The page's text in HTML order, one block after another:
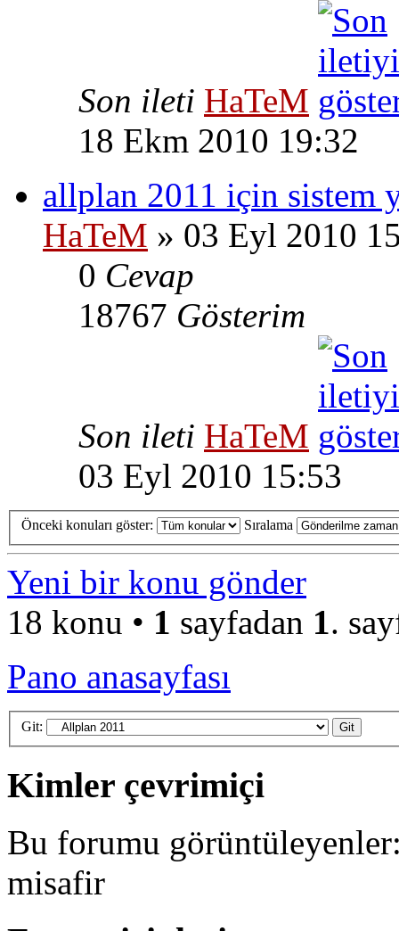
Son ileti HaTeM
18 Ekm 2010 19:32
allplan 2011 için sistem
HaTeM » 03 Eyl 2010
0 Cevap
18767 Gösterim
Son ileti HaTeM
03 Eyl 2010 15:53
Önceki konuları göster: Sıralama
Yeni bir konu gönder
18 konu • 1 sayfadan 1.
Pano anasayfası
Git:
Kimler çevrimiçi
Bu forumu
misafir